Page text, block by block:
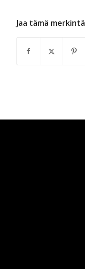
Jaa tämä merkintä